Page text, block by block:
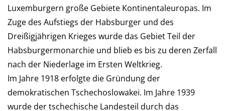
Luxemburgern große Gebiete Kontinentaleuropas. Im
Zuge des Aufstiegs der Habsburger und des
Dreißigjährigen Krieges wurde das Gebiet Teil der
Habsburgermonarchie und blieb es bis zu deren Zerfall
nach der Niederlage im Ersten Weltkrieg.
Im Jahre 1918 erfolgte die Gründung der
demokratischen Tschechoslowakei. Im Jahre 1939
wurde der tschechische Landesteil durch das